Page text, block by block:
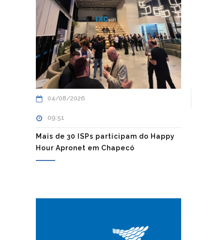
04/08/2026
09:51
Mais de 30 ISPs participam do Happy
Hour Apronet em Chapecó